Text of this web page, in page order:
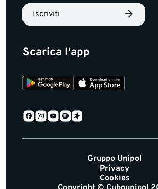
Iscriviti
Scarica l'app
Gruppo Unipol
Privacy
Cookies